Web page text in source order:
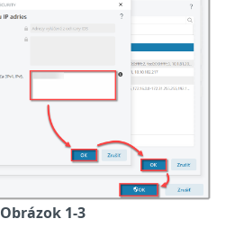
Obrázok 1-3